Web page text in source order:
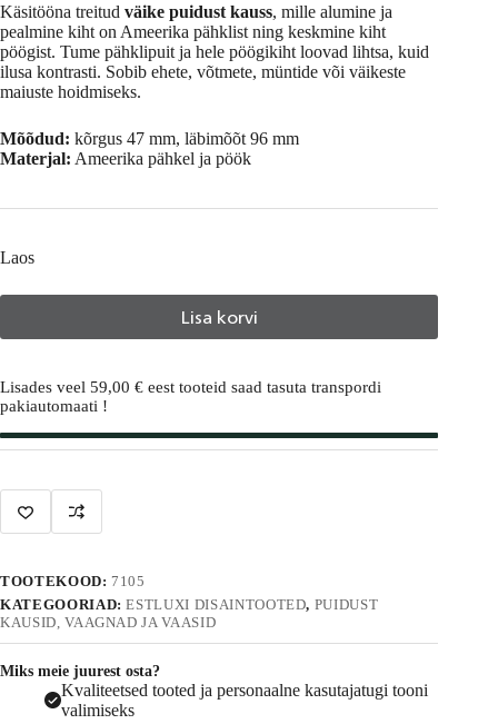
Käsitööna treitud väike puidust kauss, mille alumine ja
pealmine kiht on Ameerika pähklist ning keskmine kiht
pöögist. Tume pähklipuit ja hele pöögikiht loovad lihtsa, kuid
ilusa kontrasti. Sobib ehete, võtmete, müntide või väikeste
maiuste hoidmiseks.
Mõõdud: kõrgus 47 mm, läbimõõt 96 mm
Materjal: Ameerika pähkel ja pöök
Laos
Lisa korvi
t
e
r
n
t
v
Lisades veel 59,00 € eest tooteid saad tasuta transpordi
pakiautomaati !
TOOTEKOOD: 7105
KATEGOORIAD:ESTLUXI DISAINTOOTED, PUIDUST
KAUSID, VAAGNAD JA VAASID
Miks meie juurest osta?
Kvaliteetsed tooted ja personaalne kasutajatugi tooni
valimiseks